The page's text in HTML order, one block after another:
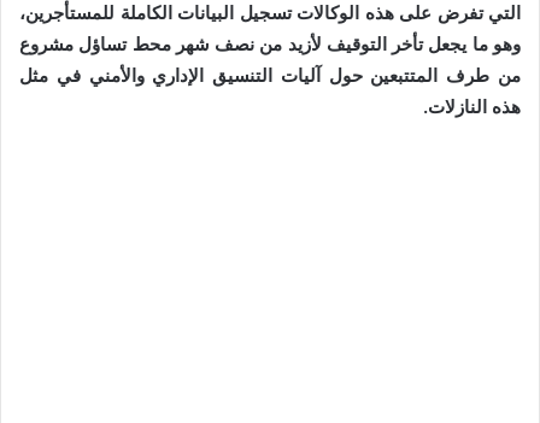
التي تفرض على هذه الوكالات تسجيل البيانات الكاملة للمستأجرين،
وهو ما يجعل تأخر التوقيف لأزيد من نصف شهر محط تساؤل مشروع
من طرف المتتبعين حول آليات التنسيق الإداري والأمني في مثل
هذه النازلات.